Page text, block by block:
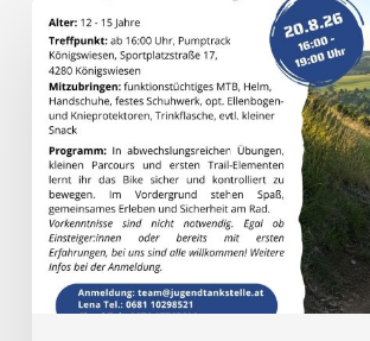
20.8.
Trail
Vibes
MTB-
Kurs